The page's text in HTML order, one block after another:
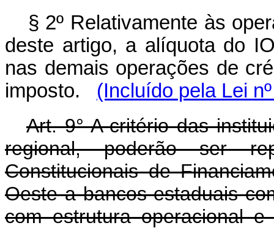
§ 2º Relativamente às
deste artigo, a alíquota do
nas demais operações de
imposto.
(Incluído pela Lei
Art. 9° A critério das
regional, poderão ser
Constitucionais de
Oeste a bancos estaduais
com estrutura operacional